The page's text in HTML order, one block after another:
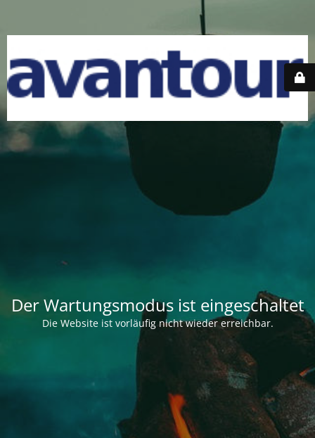
Der Wartungsmodus ist eingeschaltet
Die Website ist vorläufig nicht wieder erreichbar.